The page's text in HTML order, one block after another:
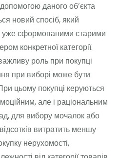
даного об’єкта
новий спосіб, який
сформованими старими
конкретної категорії.
роль при покупці
при виборі може бути
цьому покупці керуються
але і раціональним
для вибору мочалок або
витратить меншу
нерухомості,